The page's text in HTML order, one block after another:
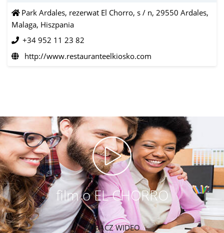
Park Ardales, rezerwat El Chorro, s / n, 29550 Ardales,
Malaga, Hiszpania
+34 952 11 23 82
http://www.restauranteelkiosko.com
film o EL CHORRO
ZOBACZ WIDEO